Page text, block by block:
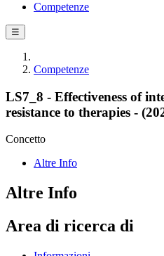
Competenze
☰
Competenze
LS7_8 - Effectiveness of
resistance to therapies -
Concetto
Altre Info
Altre Info
Area di ricerca di